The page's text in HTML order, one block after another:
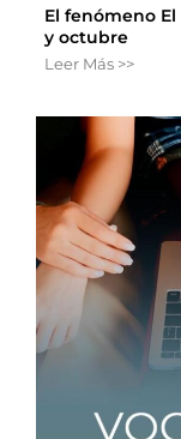
El fenómeno
y octubre
Leer Más >>